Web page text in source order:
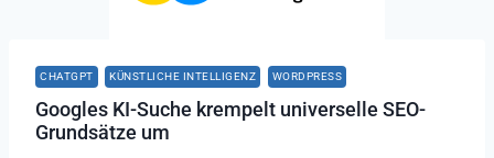
CHATGPT KÜNSTLICHE INTELLIGENZ WORDPRESS
Googles KI-Suche krempelt universelle SEO-
Grundsätze um